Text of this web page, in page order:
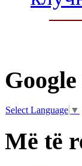
Select Language ▼
Më të